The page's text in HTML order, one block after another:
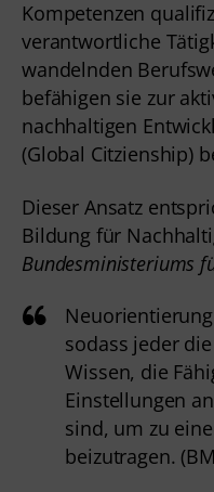
Kompetenzen
verantwortliche
wandelnden
befähigen sie zur
nachhaltigen
(Global Citzienship)
Dieser Ansatz
Bildung für
Bundesministeriums
sodass jeder
Wissen, die
Einstellungen
sind, um zu
beizutragen.